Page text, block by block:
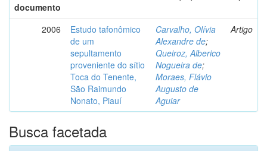
documento
2006
Estudo tafonômico
de um
sepultamento
proveniente do sítio
Toca do Tenente,
São Raimundo
Nonato, Piauí
Carvalho, Olívia
Alexandre de;
Queiroz, Alberico
Nogueira de;
Moraes, Flávio
Augusto de
Aguiar
Artigo
Busca facetada